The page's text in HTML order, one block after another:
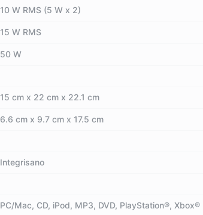
10 W RMS (5 W x 2)
15 W RMS
50 W
15 cm x 22 cm x 22.1 cm
6.6 cm x 9.7 cm x 17.5 cm
Integrisano
PC/Mac, CD, iPod, MP3, DVD, PlayStation®, Xbox®